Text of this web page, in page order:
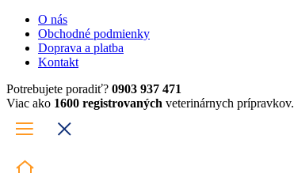
O nás
Obchodné podmienky
Doprava a platba
Kontakt
Potrebujete poradiť? 0903 937 471
Viac ako 1600 registrovaných veterinárnych prípravkov.